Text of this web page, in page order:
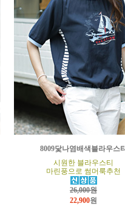
8009닻나염배색블라우스
시원한 블라우스티
마린풍으로 썸머룩추천
26,000원
22,900원